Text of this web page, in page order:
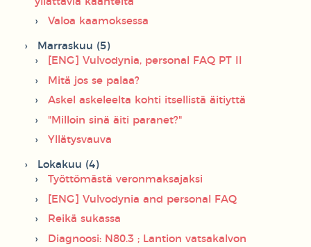
Valoa kaamoksessa
Marraskuu (5)
[ENG] Vulvodynia, personal FAQ PT II
Mitä jos se palaa?
Askel askeleelta kohti itsellistä äitiyttä
"Milloin sinä äiti paranet?"
Yllätysvauva
Lokakuu (4)
Työttömästä veronmaksajaksi
[ENG] Vulvodynia and personal FAQ
Reikä sukassa
Diagnoosi: N80.3 ; Lantion vatsakalvon